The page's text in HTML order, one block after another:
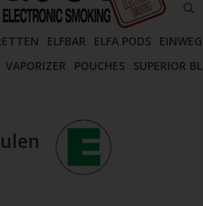
die
Pfeile
ELFBAR ELFA PODS
VAPORIZER POUCHES SUPERIOR